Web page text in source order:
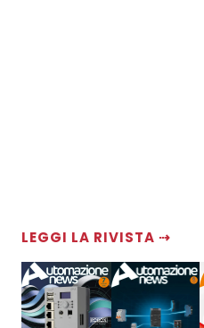
LEGGI LA RIVISTA ⇢